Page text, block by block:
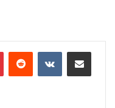
PinterestReddit VKontakteShare via Email